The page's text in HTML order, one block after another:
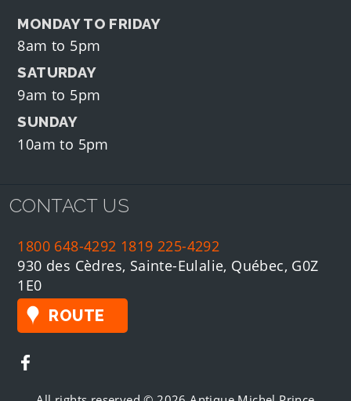
MONDAY TO FRIDAY
8am to 5pm
SATURDAY
9am to 5pm
SUNDAY
10am to 5pm
CONTACT US
1800 648-4292 1819 225-4292
930 des Cèdres, Sainte-Eulalie, Québec, G0Z
1E0
ROUTE